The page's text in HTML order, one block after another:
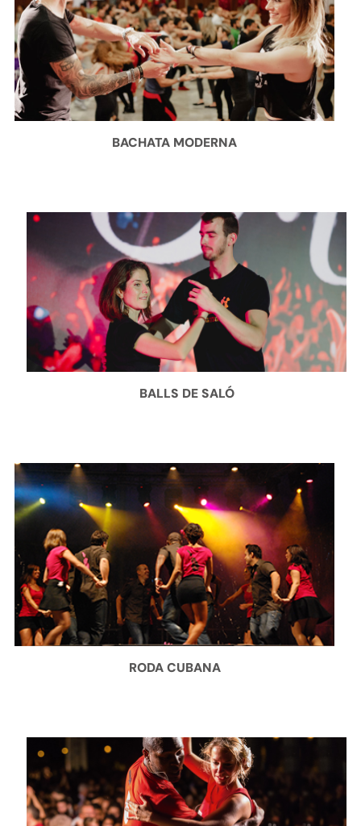
BACHATA MODERNA
BALLS DE SALÓ
RODA CUBANA